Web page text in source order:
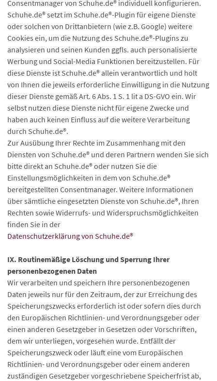
Consentmanager von Schuhe.de® individuell konfigurieren.
Schuhe.de® setzt im Schuhe.de®-Plugin für eigene Dienste
oder solchen von Drittanbietern (wie z.B. Google) weitere
Cookies ein, um die Nutzung des Schuhe.de®-Plugins zu
analysieren und seinen Kunden ggfls. auch personalisierte
Werbung und Social-Media Funktionen bereitzustellen. Für
diese Dienste ist Schuhe.de® allein verantwortlich und holt
von Ihnen die jeweils erforderliche Einwilligung in die Nutzung
dieser Dienste gemäß Art. 6 Abs. 1 S. 1 lit a DS-GVO ein. Wir
selbst nutzen diese Dienste nicht für eigene Zwecke und
haben auch keinen Einfluss auf die weitere Verarbeitung
durch Schuhe.de®.
Zur Ausübung Ihrer Rechte im Zusammenhang mit den
Diensten von Schuhe.de® und deren Partnern wenden Sie sich
bitte direkt an Schuhe.de® oder nutzen Sie die
Einstellungsmöglichkeiten in dem von Schuhe.de®
bereitgestellten Consentmanager. Weitere Informationen
über sämtliche eingesetzten Dienste von Schuhe.de®, Ihren
Rechten sowie Widerrufs- und Widerspruchsmöglichkeiten
finden Sie in der
Datenschutzerklärung von Schuhe.de®
IX. Routinemäßige Löschung und Sperrung Ihrer
personenbezogenen Daten
Wir verarbeiten und speichern Ihre personenbezogenen
Daten jeweils nur für den Zeitraum, der zur Erreichung des
Speicherungszwecks erforderlich ist oder sofern dies durch
den Europäischen Richtlinien- und Verordnungsgeber oder
einen anderen Gesetzgeber in Gesetzen oder Vorschriften,
dem wir unterliegen, vorgesehen wurde. Entfällt der
Speicherungszweck oder läuft eine vom Europäischen
Richtlinien- und Verordnungsgeber oder einem anderen
zuständigen Gesetzgeber vorgeschriebene Speicherfrist ab,